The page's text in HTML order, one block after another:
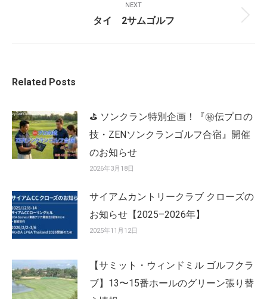
NEXT
Next
タイ 2サムゴルフ
Related Posts
⛳ ソンクラン特別企画！『㊙️伝プロの
技・ZENソンクランゴルフ合宿』開催
のお知らせ
2026年3月18日
サイアムカントリークラブ クローズの
お知らせ【2025–2026年】
2025年11月12日
【サミット・ウィンドミル ゴルフクラ
ブ】13〜15番ホールのグリーン張り替